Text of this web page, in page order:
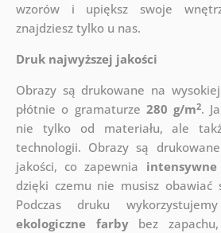
wzorów i upiększ swoje
znajdziesz tylko u nas.
Druk najwyższej jakości
Obrazy są drukowane na
płótnie o gramaturze 280 g/m2.
nie tylko od materiału, ale
technologii. Obrazy są
jakości, co zapewnia
dzięki czemu nie musisz obawiać
Podczas druku
ekologiczne farbybez